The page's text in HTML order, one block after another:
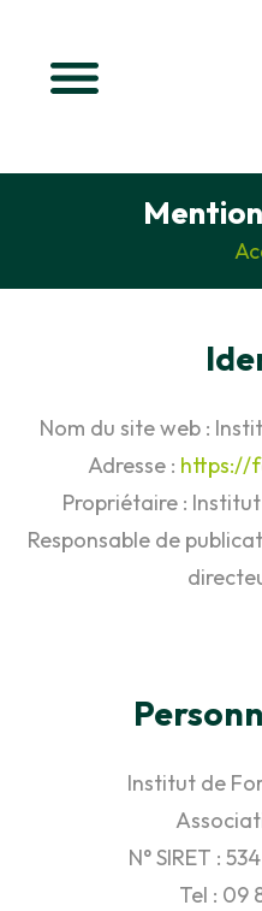
Nom du site web :
Adresse : https://
Propriétaire :
Responsable de
Institut de
N° SIRET :
Tel : 09